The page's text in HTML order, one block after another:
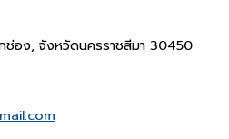
ช่อง, จังหวัดนครราชสีมา 30450